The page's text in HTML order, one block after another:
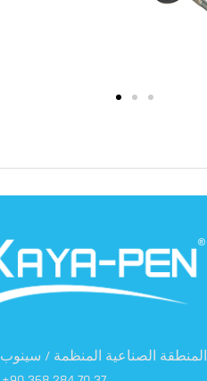
المنطقة الصناعية المنظمة / سينوب